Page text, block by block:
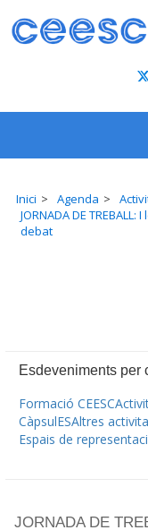
Inici Agenda
JORNADA DE
debat
Esdeveniments per
Formació CEESC
CàpsulESAltres
Espais de
JORNADA DE